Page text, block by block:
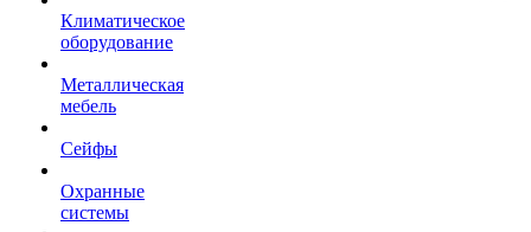
Климатическое
оборудование
Металлическая
мебель
Сейфы
Охранные
системы